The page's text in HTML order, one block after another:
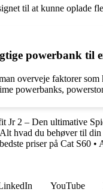
til at kunne oplade
powerbank til
overveje faktorer
powerbanks,
Jr 2 – Den ultimative
hvad du behøver til din
priser på Cat S60 •
YouTube